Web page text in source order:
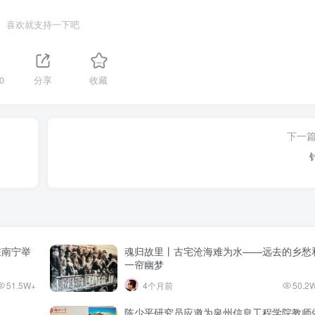
喜欢就支持一下吧
分享 收藏
下一篇
宁举
51.5W+
魂归故里丨古宅沧海难为水——远去的乡愁
一帘幽梦
4个月前